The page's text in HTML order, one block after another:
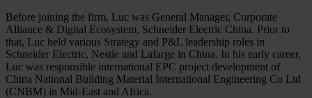
Before joining the firm, Luc was General Manager, Corporate
Alliance & Digital Ecosystem, Schneider Electric China. Prior to
that, Luc held various Strategy and P&L leadership roles in
Schneider Electric, Nestle and Lafarge in China. In his early career,
Luc was responsible international EPC project development of
China National Building Material International Engineering Co Ltd
(CNBM) in Mid-East and Africa.